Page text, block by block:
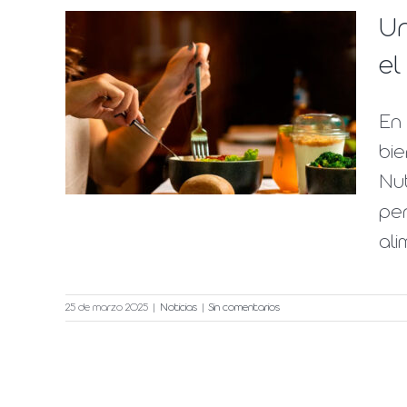
el
25 de marzo 2025 Noticias Sin comentarios